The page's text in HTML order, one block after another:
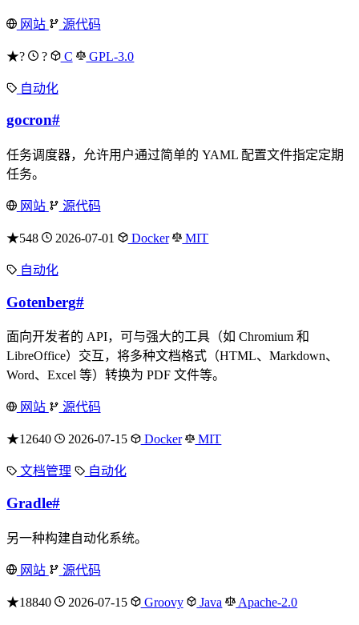
网站 源代码
★? ? C GPL-3.0
自动化
gocron#
任务调度器，允许用户通过简单的 YAML 配置文件指定定期
任务。
网站 源代码
★548 2026-07-01 Docker MIT
自动化
Gotenberg#
面向开发者的 API，可与强大的工具（如 Chromium 和
LibreOffice）交互，将多种文档格式（HTML、Markdown、
Word、Excel 等）转换为 PDF 文件等。
网站 源代码
★12640 2026-07-15 Docker MIT
文档管理 自动化
Gradle#
另一种构建自动化系统。
网站 源代码
★18840 2026-07-15 Groovy Java Apache-2.0